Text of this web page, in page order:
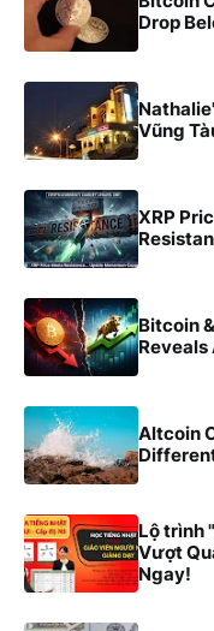
Drop
Vũng
XRP
Bitcoin
Reveals
Altcoin
Lộ trình
Vượt
Ngay!